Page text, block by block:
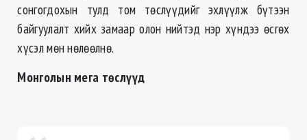
сонгогдохын тулд том төслүүдийг эхлүүлж бүтээн
байгуулалт хийх замаар олон нийтэд нэр хүндээ өсгөх
хүсэл мөн нөлөөлнө.
Монголын мега төслүүд